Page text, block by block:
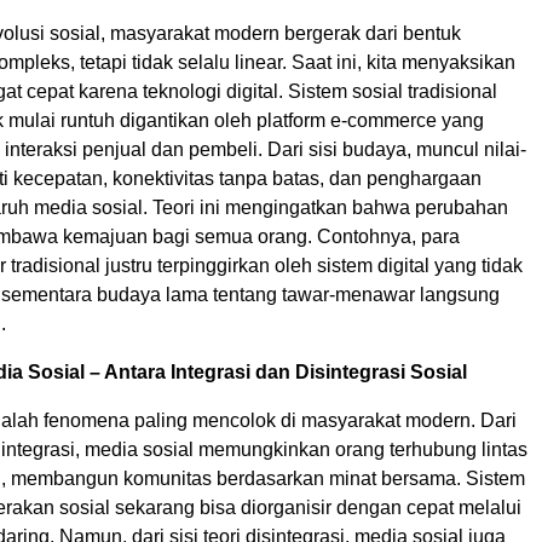
sosial, masyarakat modern bergerak dari bentuk
tetapi tidak selalu linear. Saat ini, kita menyaksikan
cepat karena teknologi digital. Sistem sosial tradisional
mulai runtuh digantikan oleh platform e-commerce yang
penjual dan pembeli. Dari sisi budaya, muncul nilai-
kecepatan, konektivitas tanpa batas, dan penghargaan
media sosial. Teori ini mengingatkan bahwa perubahan
kemajuan bagi semua orang. Contohnya, para
tradisional justru terpinggirkan oleh sistem digital yang tidak
budaya lama tentang tawar-menawar langsung
Sosial – Antara Integrasi dan Disintegrasi Sosial
fenomena paling mencolok di masyarakat modern. Dari
media sosial memungkinkan orang terhubung lintas
membangun komunitas berdasarkan minat bersama. Sistem
sosial sekarang bisa diorganisir dengan cepat melalui
Namun, dari sisi teori disintegrasi, media sosial juga